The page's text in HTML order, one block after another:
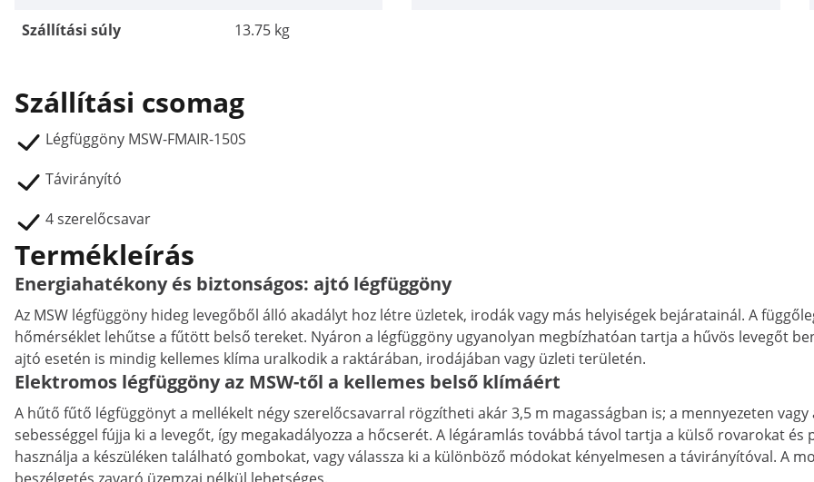
Szállítási súly 13.75 kg
Szállítási csomag
Légfüggöny MSW-FMAIR-150S
Távirányító
4 szerelőcsavar
Termékleírás
Energiahatékony és biztonságos: ajtó légfüggöny
Az MSW légfüggöny hideg levegőből álló akadályt hoz létre üzletek, irodák vagy más helyiségek bejáratainál. A
hőmérséklet lehűtse a fűtött belső tereket. Nyáron a légfüggöny ugyanolyan megbízhatóan tartja a hűvös levegőt
ajtó esetén is mindig kellemes klíma uralkodik a raktárában, irodájában vagy üzleti területén.
Elektromos légfüggöny az MSW-től a kellemes belső klímáért
A hűtő fűtő légfüggönyt a mellékelt négy szerelőcsavarral rögzítheti akár 3,5 m magasságban is; a mennyezeten
sebességgel fújja ki a levegőt, így megakadályozza a hőcserét. A légáramlás továbbá távol tartja a külső rovarokat
használja a készüléken található gombokat, vagy válassza ki a különböző módokat kényelmesen a távirányítóval. A